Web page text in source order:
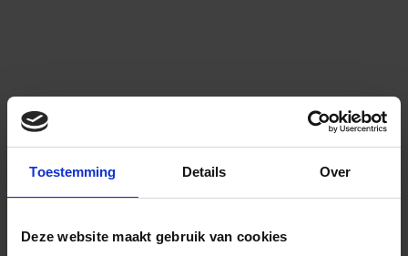
Toestemming Details Over
Deze website maakt gebruik van cookies